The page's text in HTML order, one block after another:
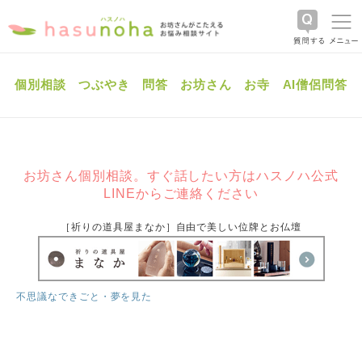
個別相談 つぶやき 問答 お坊さん お寺 AI僧侶問答
お坊さん個別相談。すぐ話したい方はハスノハ公式
LINEからご連絡ください
［祈りの道具屋まなか］自由で美しい位牌とお仏壇
不思議なできごと・夢を見た